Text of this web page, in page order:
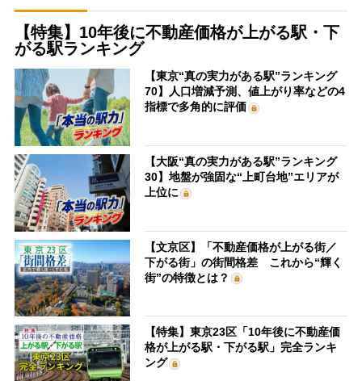
【特集】10年後に不動産価格が上がる駅・下
がる駅ランキング
【東京“真の実力がある駅”ランキング
70】人口増減予測、値上がり率などの4
指標で多角的に評価
【大阪“真の実力がある駅”ランキング
30】地盤が強固な“上町台地”エリアが
上位に
【文京区】「不動産価格が上がる街／
下がる街」の街間格差 これから“輝く
街”の特徴とは？
【特集】東京23区「10年後に不動産価
格が上がる駅・下がる駅」完全ランキ
ング